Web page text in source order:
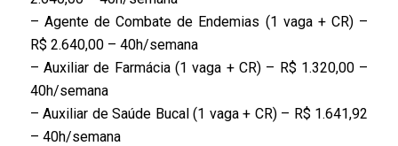
– Agente de Combate de Endemias (1 vaga + CR) –
R$ 2.640,00 – 40h/semana
– Auxiliar de Farmácia (1 vaga + CR) – R$ 1.320,00 –
40h/semana
– Auxiliar de Saúde Bucal (1 vaga + CR) – R$ 1.641,92
– 40h/semana